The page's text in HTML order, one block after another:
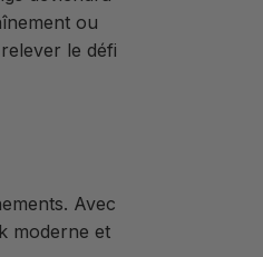
ou
le défi
Avec
moderne et